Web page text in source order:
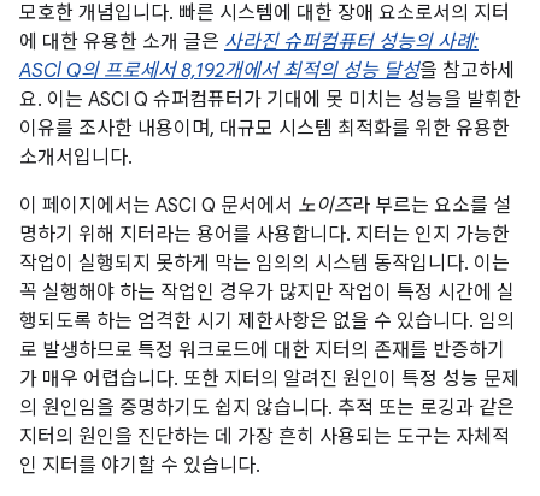
모호한 개념입니다. 빠른 시스템에 대한 장애 요소로서의 지터
에 대한 유용한 소개 글은 사라진 슈퍼컴퓨터 성능의 사례:
ASCl Q의 프로세서 8,192개에서 최적의 성능 달성을 참고하세
요. 이는 ASCI Q 슈퍼컴퓨터가 기대에 못 미치는 성능을 발휘한
이유를 조사한 내용이며, 대규모 시스템 최적화를 위한 유용한
소개서입니다.
이 페이지에서는 ASCI Q 문서에서 노이즈라 부르는 요소를 설
명하기 위해 지터라는 용어를 사용합니다. 지터는 인지 가능한
작업이 실행되지 못하게 막는 임의의 시스템 동작입니다. 이는
꼭 실행해야 하는 작업인 경우가 많지만 작업이 특정 시간에 실
행되도록 하는 엄격한 시기 제한사항은 없을 수 있습니다. 임의
로 발생하므로 특정 워크로드에 대한 지터의 존재를 반증하기
가 매우 어렵습니다. 또한 지터의 알려진 원인이 특정 성능 문제
의 원인임을 증명하기도 쉽지 않습니다. 추적 또는 로깅과 같은
지터의 원인을 진단하는 데 가장 흔히 사용되는 도구는 자체적
인 지터를 야기할 수 있습니다.